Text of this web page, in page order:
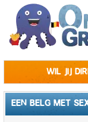
Wil jij
EEN BELG MET